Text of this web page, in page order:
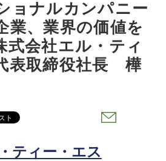
ョナルカンパニー
業、業界の価値を
会社エル・ティ
表取締役社長 樺
ティー・エス